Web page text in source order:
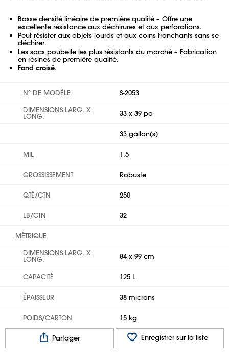
Basse densité linéaire de première qualité – Offre une
excellente résistance aux déchirures et aux perforations.
Peut résister aux objets lourds et aux coins tranchants sans se
déchirer.
Les sacs poubelle les plus résistants du marché – Fabrication
en résines de première qualité.
Fond croisé.
Nº DE MODÈLE
S-2053
DIMENSIONS LARG. X
LONG. 33 x 39 po
33 gallon(s)
MIL 1,5
GROSSISSEMENT Robuste
QTÉ/CTN 250
LB/CTN 32
MÉTRIQUE
DIMENSIONS LARG. X
LONG. 84 x 99 cm
CAPACITÉ 125 L
ÉPAISSEUR 38 microns
POIDS/CARTON 15 kg
Partager Enregistrer sur la liste